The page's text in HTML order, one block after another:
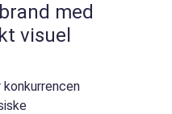
med
visuel